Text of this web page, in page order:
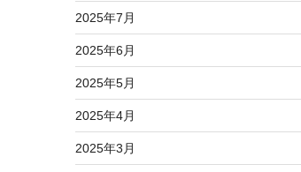
2025年7月
2025年6月
2025年5月
2025年4月
2025年3月